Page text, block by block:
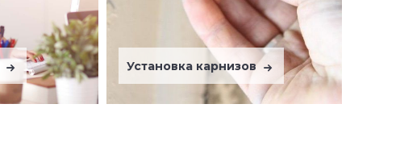
Установка карнизов